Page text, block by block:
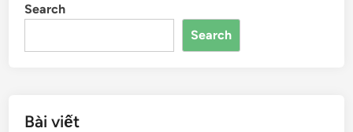
o
o
n s
Search
Search
Bài viết